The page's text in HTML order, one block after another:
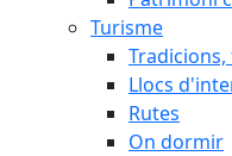
Turisme
Llocs
Rutes
On dormir